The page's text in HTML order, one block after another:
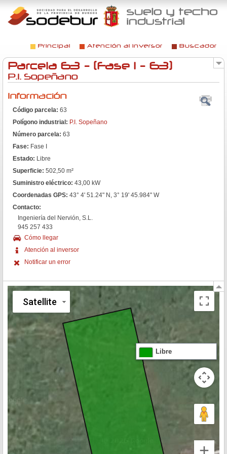
Jump to navigation
Menú principal
Principal Atención al inversor Buscador
Parcela 63 - (Fase I - 63)
P.I. Sopeñano
Información
Código parcela: 63
Polígono industrial: P.I. Sopeñano
Número parcela: 63
Fase: Fase I
Estado: Libre
Superficie: 502,50 m²
Suministro eléctrico: 43,00 kW
Coordenadas GPS: 43° 4' 51.24" N, 3° 19' 45.984" W
Contacto:
Ingeniería del Nervión, S.L.
945 257 433
Cómo llegar
Atención al inversor
Notificar un error
Satellite
Libre